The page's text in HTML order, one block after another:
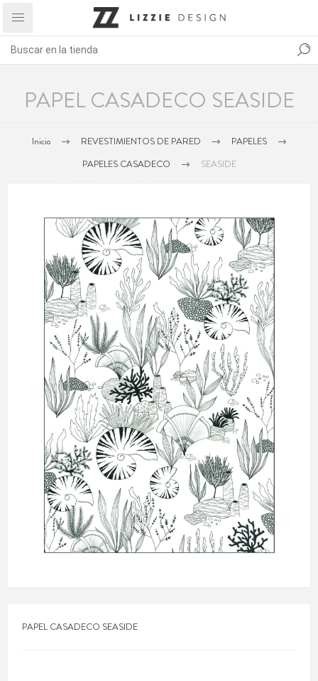
PAPEL CASADECO SEASIDE
Inicio REVESTIMIENTOS DE PARED
PAPELES
PAPELES CASADECO
SEASIDE
PAPEL CASADECO SEASIDE